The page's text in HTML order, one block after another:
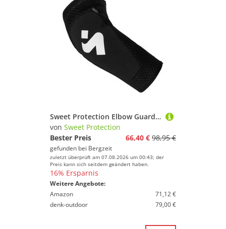
Sweet Protection Elbow Guards Light Ellenbogenprotektor
von Sweet Protection
Bester Preis
66,40 € 98,95 €
gefunden bei Bergzeit
zuletzt überprüft am 07.08.2026 um 00:43; der
Preis kann sich seitdem geändert haben.
16% Ersparnis
Weitere Angebote:
Amazon
71,12 €
denk-outdoor
79,00 €